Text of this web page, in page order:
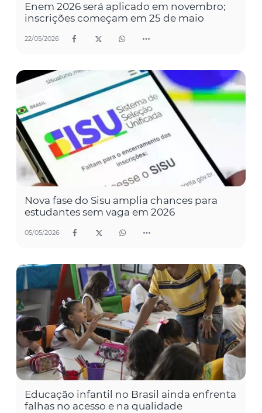
Enem 2026 será aplicado em novembro;
inscrições começam em 25 de maio
22/05/2026
Nova fase do Sisu amplia chances para
estudantes sem vaga em 2026
05/05/2026
Educação infantil no Brasil ainda enfrenta
falhas no acesso e na qualidade